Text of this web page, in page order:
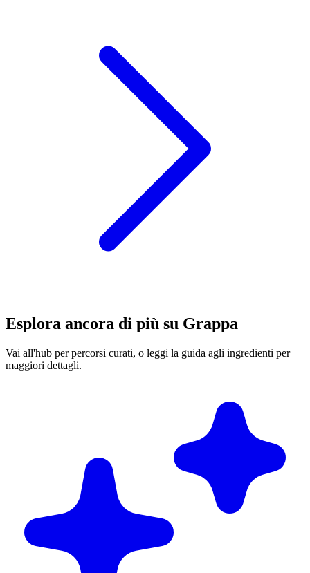
Esplora ancora di più su Grappa
Vai all'hub per percorsi curati, o leggi la guida agli ingredienti per
maggiori dettagli.